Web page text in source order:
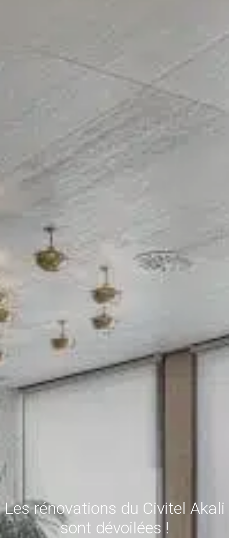
Les rénovations du Civitel Akali
sont dévoilées !